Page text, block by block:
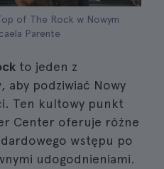
of The Rock w Nowym
Parente
to jeden z
aby podziwiać Nowy
Ten kultowy punkt
Center oferuje różne
wstępu po
udogodnieniami.